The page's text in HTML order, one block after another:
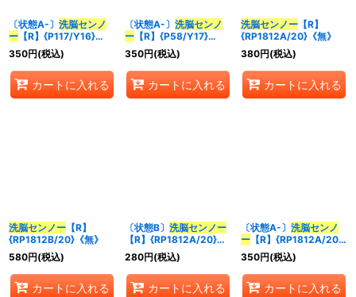
カテゴリ
特集:
〔状態A-〕 洗脳センノ
ー 【R】{P117/Y16}
《無》
350円(税込)
カートに入れる
〔状態A-〕 洗脳センノ
ー【R】{P58/Y17}
《無》
350円(税込)
カートに入れる
洗脳センノー【R】
{RP1812A/20}《無》
380円(税込)
カートに入れる
洗脳センノー 【R】
{RP1812B/20}《無》
580円(税込)
カートに入れる
〔状態B〕 洗脳センノー
【R】{RP1812A/20}
《無》
280円(税込)
カートに入れる
〔状態A-〕 洗脳センノ
ー【R】{RP1812A/20}
《無》
350円(税込)
カートに入れる